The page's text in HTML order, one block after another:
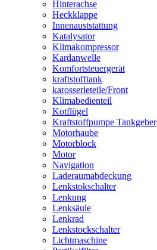
Hinterachse
Heckklappe
Innenauststattung
Katalysator
Klimakompressor
Kardanwelle
Komfortsteuergerät
kraftstofftank
karosserieteile/Front
Klimabedienteil
Kotflügel
Kraftstoffpumpe Tankgeber
Motorhaube
Motorblock
Motor
Navigation
Laderaumabdeckung
Lenkstokschalter
Lenkung
Lenksäule
Lenkrad
Lenkstockschalter
Lichtmaschine